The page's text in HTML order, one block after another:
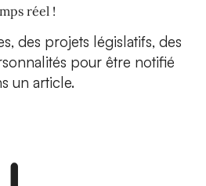
réel !
des projets législatifs, des
pour être notifié
un article.